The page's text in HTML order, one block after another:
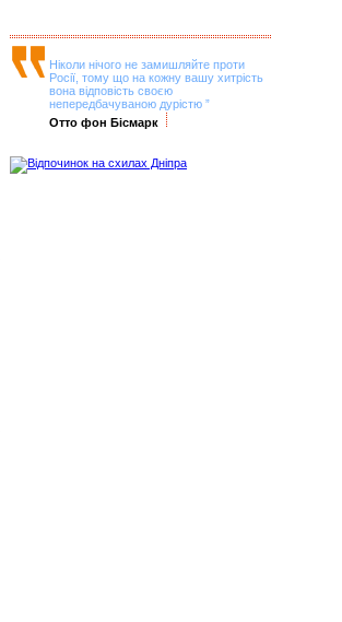
Ніколи нічого не замишляйте проти
Росії, тому що на кожну вашу хитрість
вона відповість своєю
непередбачуваною дурістю ”
Отто фон Бісмарк